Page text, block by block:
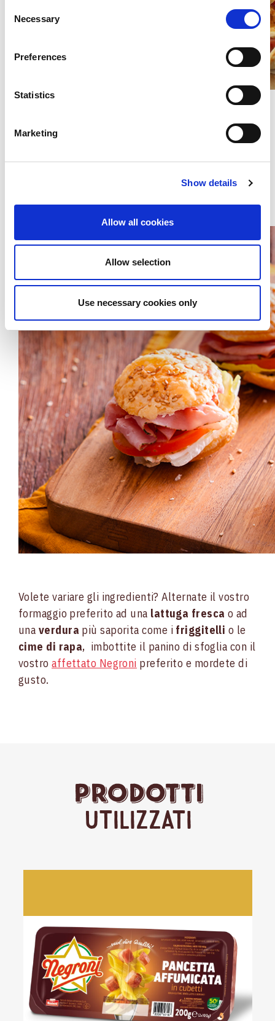
Selection
Necessary
Preferences
Statistics
Marketing
Show details
Allow all cookies
Allow selection
Use necessary cookies only
alleata per una cena o un pranzo dell’ultimo
banalità e avete esaurito le idee per nuove
ricette, stupite i vostri ospiti con ipanini di
Volete variare gli ingredienti? Alternate il vostro
formaggio preferito ad una lattuga fresca o ad
una verdura più saporita come i friggitelli o le
cime di rapa, imbottite il panino di sfoglia con il
vostroaffettato Negroni preferito e mordete di
gusto.
Prodotti
Utilizzati